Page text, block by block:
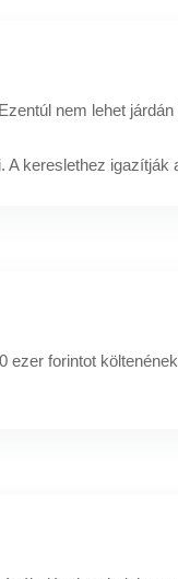
nem lehet
A kereslethez igazítják
ezer forintot